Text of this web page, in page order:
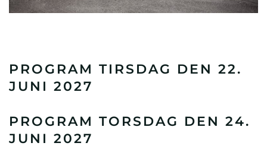
PROGRAM TIRSDAG DEN 22.
JUNI 2027
PROGRAM TORSDAG DEN 24.
JUNI 2027